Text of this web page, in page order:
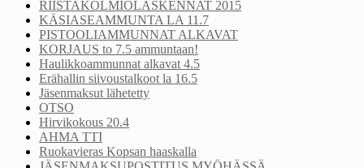
RIISTAKOLMIOLASKENNAT 2015
KÄSIASEAMMUNTA LA 11.7
PISTOOLIAMMUNNAT ALKAVAT
KORJAUS to 7.5 ammuntaan!
Haulikkoammunnat alkavat 4.5
Erähallin siivoustalkoot la 16.5
Jäsenmaksut lähetetty
OTSO
Hirvikokous 20.4
AHMA TTI
Ruokavieras Kopsan haaskalla